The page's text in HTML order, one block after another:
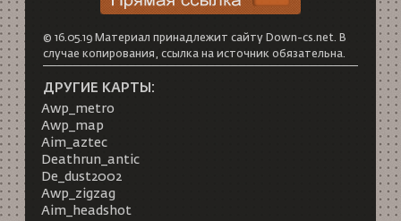
© 16.05.19 Материал принадлежит сайту Down-cs.net. В
случае копирования, ссылка на источник обязательна.
ДРУГИЕ КАРТЫ:
Awp_metro
Awp_map
Aim_aztec
Deathrun_antic
De_dust2002
Awp_zigzag
Aim_headshot